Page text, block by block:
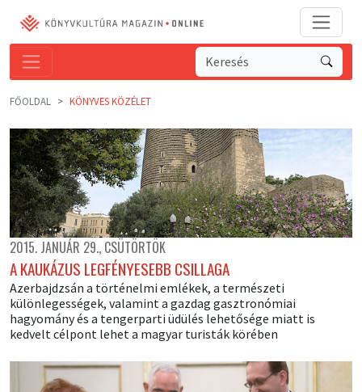
FŐOLDAL KÖNYVES KÖZÉLET
2015. JANUÁR 29., CSÜTÖRTÖK
A KAUKÁZUS LEGFÉNYESEBB CSILLAGA
Azerbajdzsán a történelmi emlékek, a természeti
különlegességek, valamint a gazdag gasztronómiai
hagyomány és a tengerparti üdülés lehetősége miatt is
kedvelt célpont lehet a magyar turisták körében